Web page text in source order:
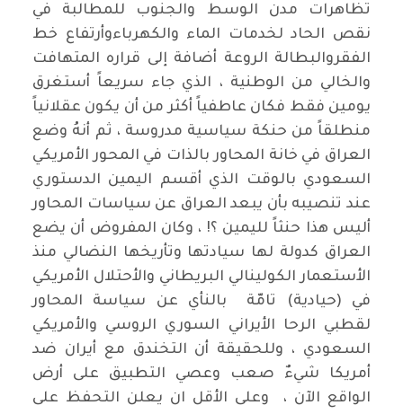
تظاهرات مدن الوسط والجنوب للمطالبة في
نقص الحاد لخدمات الماء والكهرباءوأرتفاع خط
الفقروالبطالة الروعة أضافة إلى قراره المتهافت
والخالي من الوطنية ، الذي جاء سريعاً أستغرق
يومين فقط فكان عاطفياً أكثر من أن يكون عقلانياً
منطلقاً من حنكة سياسية مدروسة ، ثم أنهُ وضع
العراق في خانة المحاور بالذات في المحور الأمريكي
السعودي بالوقت الذي أقسم اليمين الدستوري
عند تنصيبه بأن يبعد العراق عن سياسات المحاور
أليس هذا حنثاً لليمين ؟! ، وكان المفروض أن يضع
العراق كدولة لها سيادتها وتأريخها النضالي منذ
الأستعمار الكولينالي البريطاني والأحتلال الأمريكي
في (حيادية) تامّة بالنأي عن سياسة المحاور
لقطبي الرحا الأيراني السوري الروسي والأمريكي
السعودي ، وللحقيقة أن التخندق مع أيران ضد
أمريكا شيءٌ صعب وعصي التطبيق على أرض
الواقع الآن ، وعلى الأقل ان يعلن التحفظ على